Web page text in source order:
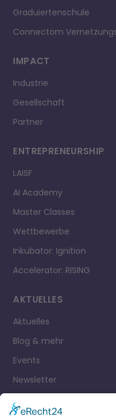
Graduiertenschule
Connectom
IMPACT
Industrie
Gesellschaft
Partner
ENTREPRE­NEURSHIP
LAISF
AI Academy
Master Classes
Wettbewerbe
Inkubator: Ignition
Accelerator: RISING
AKTUELLES
Aktuelles
Blog & mehr
Events
Newsletter